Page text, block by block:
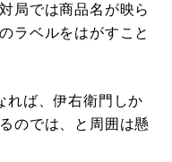
局では商品名が映ら
ラベルをはがすこと
ば、伊右衛門しか
のでは、と周囲は懸